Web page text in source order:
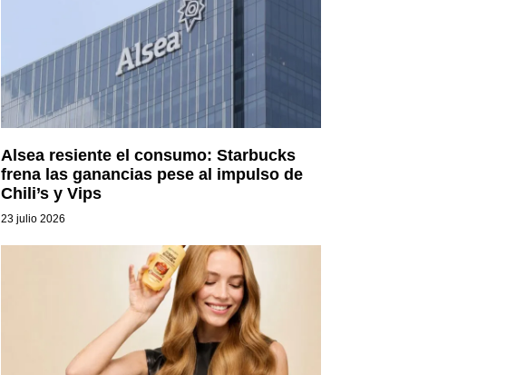
Alsea resiente el consumo: Starbucks
frena las ganancias pese al impulso de
Chili’s y Vips
23 julio 2026